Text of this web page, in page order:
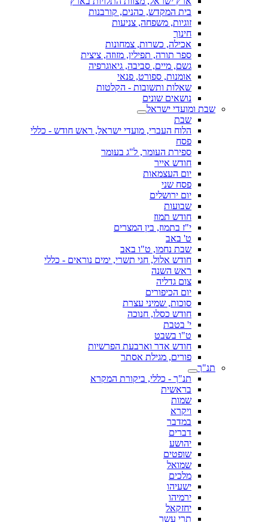
בית המקדש, כהנים, קורבנות
זוגיות, משפחה, צניעות
חינוך
אכילה, כשרות, צמחונות
ספר תורה, תפילין, מזוזה, ציצית
גשם, מיים, סביבה, גיאוגרפיה
אומנות, ספורט, פנאי
שאלות ותשובות - הקלטות
נושאים שונים
שבת ומועדי ישראל
שבת
הלוח העברי, מועדי ישראל, ראש חודש - כללי
פסח
ספירת העומר, ל"ג בעומר
חודש אייר
יום העצמאות
פסח שני
יום ירושלים
שבועות
חודש תמוז
י"ז בתמוז, בין המצרים
ט' באב
שבת נחמו, ט"ו באב
חודש אלול, חגי תשרי, ימים נוראים - כללי
ראש השנה
צום גדליה
יום הכיפורים
סוכות, שמיני עצרת
חודש כסלו, חנוכה
י' בטבת
ט"ו בשבט
חודש אדר וארבעת הפרשיות
פורים, מגילת אסתר
תנ"ך
תנ"ך - כללי, ביקורת המקרא
בראשית
שמות
ויקרא
במדבר
דברים
יהושע
שופטים
שמואל
מלכים
ישעיהו
ירמיהו
יחזקאל
תרי עשר